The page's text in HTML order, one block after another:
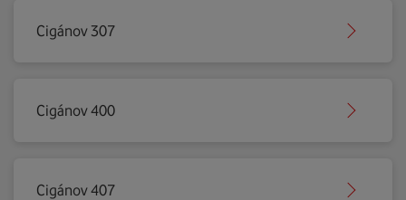
Cigánov 307
Cigánov 400
Cigánov 407